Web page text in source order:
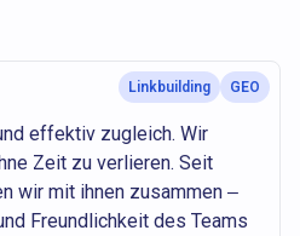
Linkbuilding GEO
effektiv zugleich. Wir
Zeit zu verlieren. Seit
wir mit ihnen zusammen –
Freundlichkeit des Teams